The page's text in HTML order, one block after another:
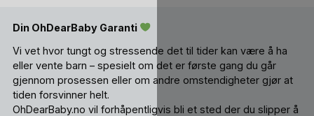
Din OhDearBaby Garanti
Vi vet hvor tungt og stressende det til tider kan være å ha
eller vente barn – spesielt om det er første gang du går
gjennom prosessen eller om andre omstendigheter gjør at
tiden forsvinner helt.
OhDearBaby.no vil forhåpentligvis bli et sted der du slipper å